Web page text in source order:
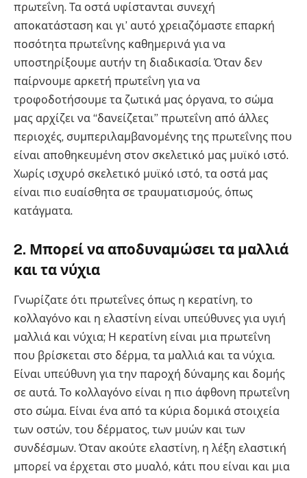
πρωτεΐνη. Τα οστά υφίστανται συνεχή
αποκατάσταση και γι’ αυτό χρειαζόμαστε επαρκή
ποσότητα πρωτεΐνης καθημερινά για να
υποστηρίξουμε αυτήν τη διαδικασία. Όταν δεν
παίρνουμε αρκετή πρωτεΐνη για να
τροφοδοτήσουμε τα ζωτικά μας όργανα, το σώμα
μας αρχίζει να “δανείζεται” πρωτεΐνη από άλλες
περιοχές, συμπεριλαμβανομένης της πρωτεΐνης που
είναι αποθηκευμένη στον σκελετικό μας μυϊκό ιστό.
Χωρίς ισχυρό σκελετικό μυϊκό ιστό, τα οστά μας
είναι πιο ευαίσθητα σε τραυματισμούς, όπως
κατάγματα.
2. Μπορεί να αποδυναμώσει τα μαλλιά
και τα νύχια
Γνωρίζατε ότι πρωτεΐνες όπως η κερατίνη, το
κολλαγόνο και η ελαστίνη είναι υπεύθυνες για υγιή
μαλλιά και νύχια; Η κερατίνη είναι μια πρωτεΐνη
που βρίσκεται στο δέρμα, τα μαλλιά και τα νύχια.
Είναι υπεύθυνη για την παροχή δύναμης και δομής
σε αυτά. Το κολλαγόνο είναι η πιο άφθονη πρωτεΐνη
στο σώμα. Είναι ένα από τα κύρια δομικά στοιχεία
των οστών, του δέρματος, των μυών και των
συνδέσμων. Όταν ακούτε ελαστίνη, η λέξη ελαστική
μπορεί να έρχεται στο μυαλό, κάτι που είναι και μια